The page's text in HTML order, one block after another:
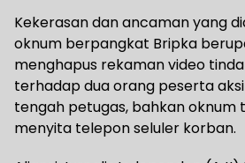
Kekerasan dan ancaman yang
oknum berpangkat Bripka
menghapus rekaman video
terhadap dua orang peserta
tengah petugas, bahkan oknum
menyita telepon seluler korban.